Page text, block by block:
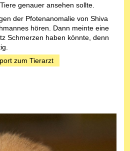
genauer ansehen sollte.
der Pfotenanomalie von Shiva
hören. Dann meinte eine
Schmerzen haben könnte, denn
zum Tierarzt